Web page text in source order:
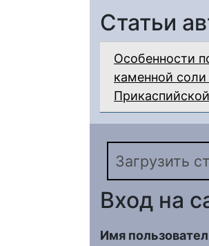
Статьи
Особенности
каменной
Загрузить
Вход на
Имя